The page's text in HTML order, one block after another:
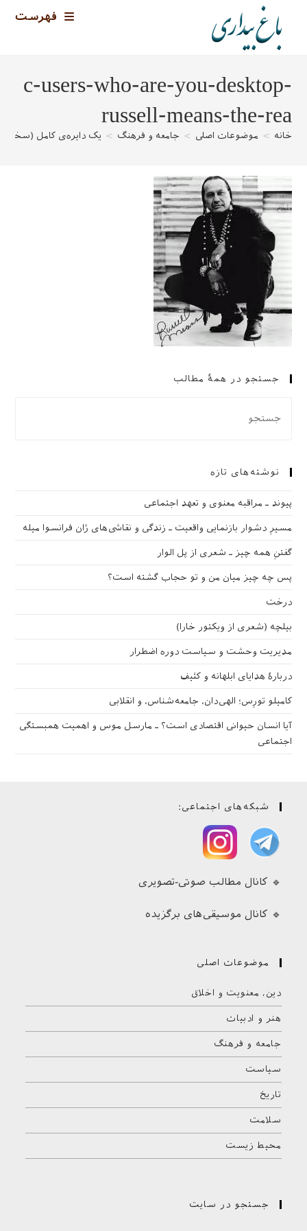
فهرست
c-users-who-are-you-desktop-
russell-means-the-rea
خانه > موضوعات اصلی > جامعه و فرهنگ > یک دایره‌ی کامل
جستجو در همهٔ مطالب
نوشته‌های تازه
پیوند ـ مراقبه‌ معنوی و تعهد اجتماعی
مسیرِ دشوار بازنمایی واقعیت ـ زندگی و نقاشی‌های ژان فرانسوا میله
گفتنِ همه چیز ـ شعری از پل الوار
پس چه چیز میان من و تو حجاب گشته است؟
درخت
بیلچه (شعری از ویکتور خارا)
مدیریت وحشت و سیاست دوره اضطرار
دربارهٔ هدایای ابلهانه و کثیف
کامیلو تورِس؛ الهی‌دان، جامعه‌شناس، و انقلابی
آیا انسان حیوانی اقتصادی است؟ ـ مارسل موس و اهمیت همبستگی
اجتماعی
شبکه‌های اجتماعی:
🔹 کانال مطالب صوتی-تصویری
🔹 کانال موسیقی‌های برگزیده
موضوعات اصلی
دین، معنویت و اخلاق
هنر و ادبیات
جامعه و فرهنگ
سیاست
تاریخ
سلامت
محیط زیست
جستجو در سایت